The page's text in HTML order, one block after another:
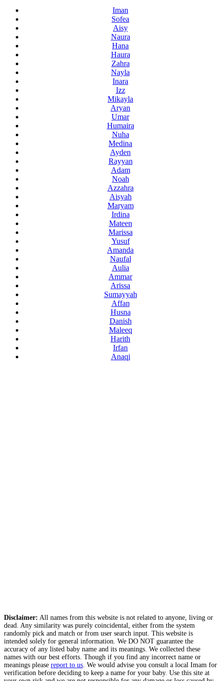
Iman
Sofea
Aisy
Naura
Hana
Haura
Zahra
Nayla
Inara
Izz
Mikayla
Aryan
Umar
Humaira
Nuha
Medina
Ayden
Rayyan
Adam
Noah
Azzahra
Aisyah
Maryam
Irdina
Mateen
Marissa
Yusuf
Amanda
Naufal
Aulia
Ammar
Arissa
Sumayyah
Affan
Husna
Danish
Maleeq
Harith
Irfan
Anaqi
Disclaimer: All names from this website is not related to anyone, living or
dead. Any similarity was purely coincidental, either from the system
randomly pick and match or from user search input. This website is
intended solely for general information. We DO NOT guarantee the
accuracy of any listed baby name and its meanings. We collected these
names with our best efforts. Though if you find any incorrect name or
meanings please report to us . We would advise you consult a local Imam for
verification before deciding to keep a name for your baby. Use this site at